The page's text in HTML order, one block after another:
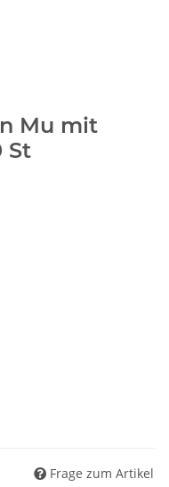
Mu mit
St
Frage zum Artikel